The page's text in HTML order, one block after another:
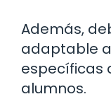
Además,
adaptable
específicas
alumnos.